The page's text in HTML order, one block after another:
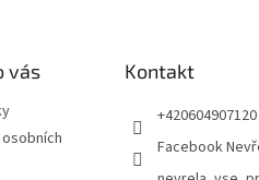
vás Kontakt
+420604907120
Facebook